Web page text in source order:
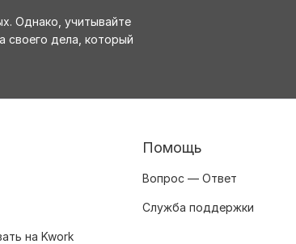
Однако, учитывайте
своего дела, который
на Kwork
Помощь
Вопрос — Ответ
Служба поддержки